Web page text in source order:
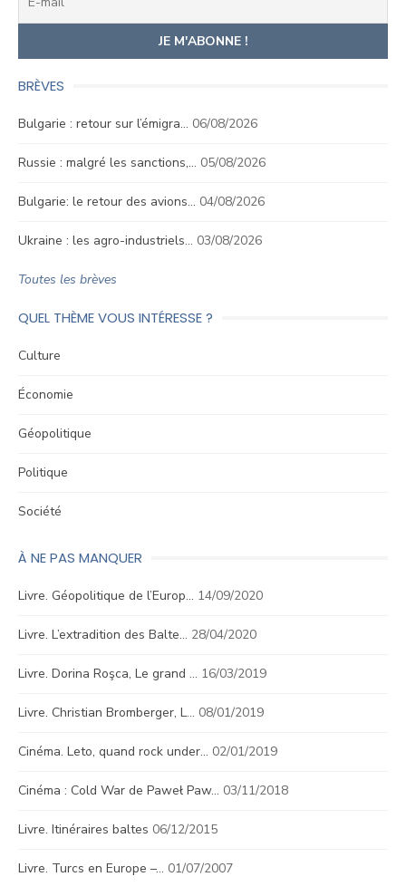
BRÈVES
Bulgarie : retour sur l’émigra… 06/08/2026
Russie : malgré les sanctions,… 05/08/2026
Bulgarie: le retour des avions… 04/08/2026
Ukraine : les agro-industriels… 03/08/2026
Toutes les brèves
QUEL THÈME VOUS INTÉRESSE ?
Culture
Économie
Géopolitique
Politique
Société
À NE PAS MANQUER
Livre. Géopolitique de l’Europ… 14/09/2020
Livre. L’extradition des Balte… 28/04/2020
Livre. Dorina Roşca, Le grand … 16/03/2019
Livre. Christian Bromberger, L… 08/01/2019
Cinéma. Leto, quand rock under… 02/01/2019
Cinéma : Cold War de Paweł Paw… 03/11/2018
Livre. Itinéraires baltes 06/12/2015
Livre. Turcs en Europe –… 01/07/2007